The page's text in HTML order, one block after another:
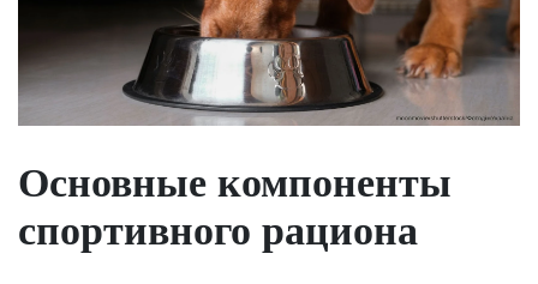
Основные компоненты
спортивного рациона